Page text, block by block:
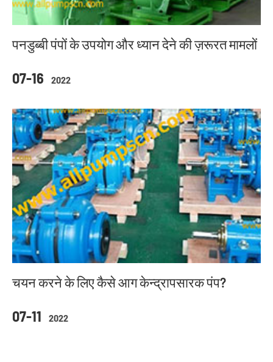
07-16 2022
पनडुब्बी पंपों के उपयोग और ध्यान देने की ज़रूरत मामलों
07-11 2022
चयन करने के लिए कैसे आग केन्द्रापसारक पंप?